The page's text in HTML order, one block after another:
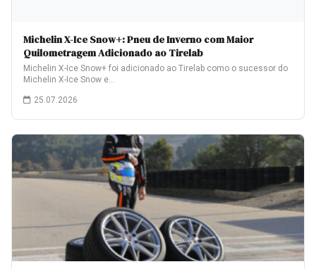
Michelin X-Ice Snow+: Pneu de Inverno com Maior
Quilometragem Adicionado ao Tirelab
Michelin X-Ice Snow+ foi adicionado ao Tirelab como o sucessor do
Michelin X-Ice Snow e…
25.07.2026